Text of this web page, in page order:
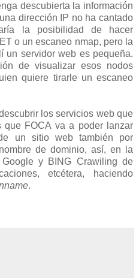
descubierta la información
dirección IP no ha cantado
la posibilidad de hacer
o un escaneo nmap, pero la
un servidor web es pequeña.
de visualizar esos nodos
quiere tirarle un escaneo
los servicios web que
FOCA va a poder lanzar
un sitio web también por
de dominio, así, en la
y BING Crawiling de
etcétera, haciendo
.